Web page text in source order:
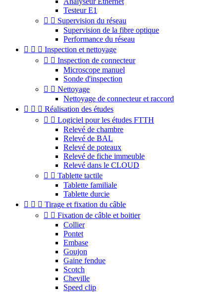
Testeur E1
  Supervision du réseau
Supervision de la fibre optique
Performance du réseau
   Inspection et nettoyage
  Inspection de connecteur
Microscope manuel
Sonde d'inspection
  Nettoyage
Nettoyage de connecteur et raccord
   Réalisation des études
  Logiciel pour les études FTTH
Relevé de chambre
Relevé de BAL
Relevé de poteaux
Relevé de fiche immeuble
Relevé dans le CLOUD
  Tablette tactile
Tablette familiale
Tablette durcie
   Tirage et fixation du câble
  Fixation de câble et boitier
Collier
Pontet
Embase
Goujon
Gaine fendue
Scotch
Cheville
Speed clip